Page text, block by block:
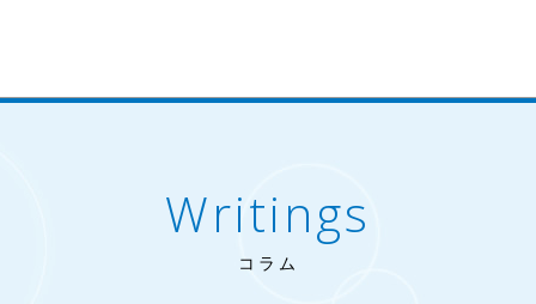
Writings
コラム